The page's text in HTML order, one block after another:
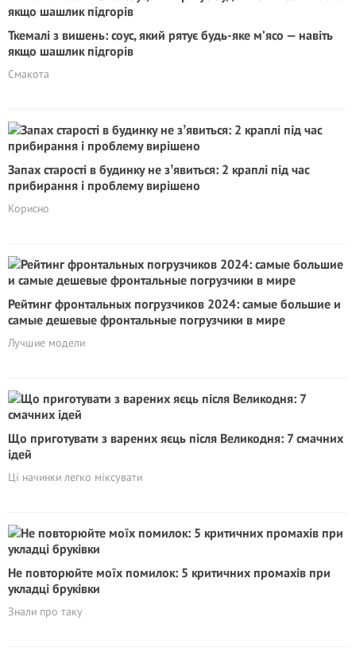
Ткемалі з вишень: соус, який рятує будь-яке м’ясо — навіть
якщо шашлик підгорів
Смакота
Запах стapocті в будинку не зʼявиться: 2 краплі під час
прибирання і проблему вирішено
Корисно
Рейтинг фронтальных погрузчиков 2024: самые большие и
самые дешевые фронтальные погрузчики в мире
Лучшие модели
Що приготувати з варених яєць після Великодня: 7 смачних
ідей
Ці начинки легко міксувати
Не повторюйте моїх помилок: 5 критичних промахів при
укладці бруківки
Знали про таку